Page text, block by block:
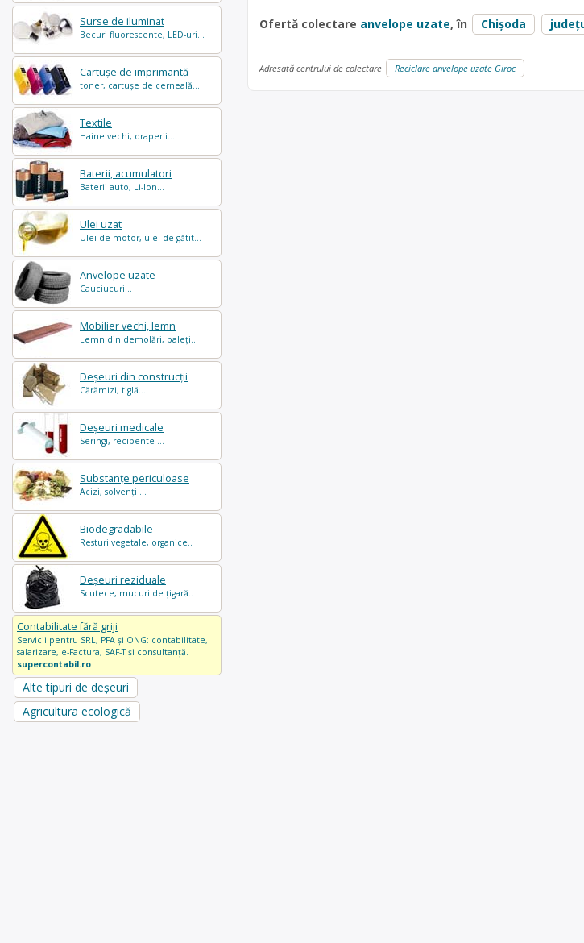
Surse de iluminat
Becuri fluorescente, LED-uri...
Cartușe de imprimantă
toner, cartușe de cerneală...
Textile
Haine vechi, draperii...
Baterii, acumulatori
Baterii auto, Li-Ion...
Ulei uzat
Ulei de motor, ulei de gătit...
Anvelope uzate
Cauciucuri...
Mobilier vechi, lemn
Lemn din demolări, paleți...
Deșeuri din construcții
Cărămizi, tiglă...
Deșeuri medicale
Seringi, recipente ...
Substanțe periculoase
Acizi, solvenți ...
Biodegradabile
Resturi vegetale, organice..
Deșeuri reziduale
Scutece, mucuri de țigară..
Contabilitate fără griji
Servicii pentru SRL, PFA și ONG: contabilitate,
salarizare, e-Factura, SAF-T și consultanță.
supercontabil.ro
Alte tipuri de deșeuri
Agricultura ecologică
Ofertă colectare anvelope uzate, în Chișoda
Adresată centrului de colectare Reciclare anvelope uzate Giroc